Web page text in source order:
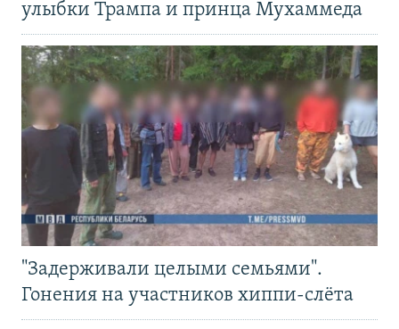
улыбки Трампа и принца Мухаммеда
"Задерживали целыми семьями".
Гонения на участников хиппи-слёта